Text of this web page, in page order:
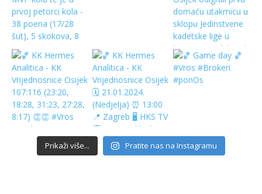
Prikaži više... Pratite nas na Instagramu